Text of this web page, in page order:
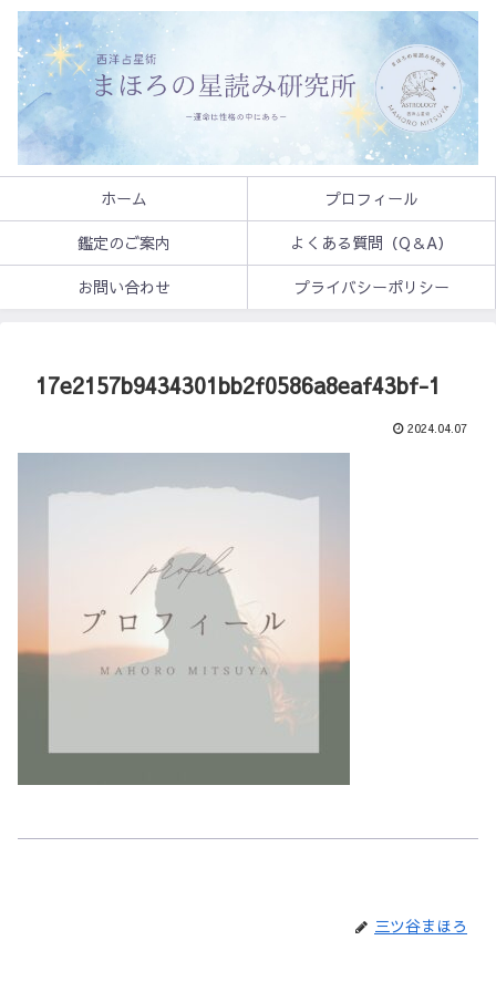
ホーム
プロフィール
鑑定のご案内
よくある質問（Q＆A）
お問い合わせ
プライバシーポリシー
17e2157b9434301bb2f0586a8eaf43bf-1
2024.04.07
三ツ谷まほろ